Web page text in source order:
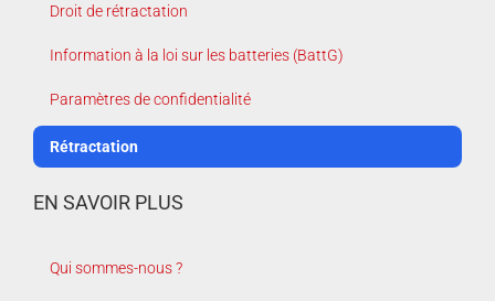
Droit de rétractation
Information à la loi sur les batteries (BattG)
Paramètres de confidentialité
Rétractation
EN SAVOIR PLUS
Qui sommes-nous ?